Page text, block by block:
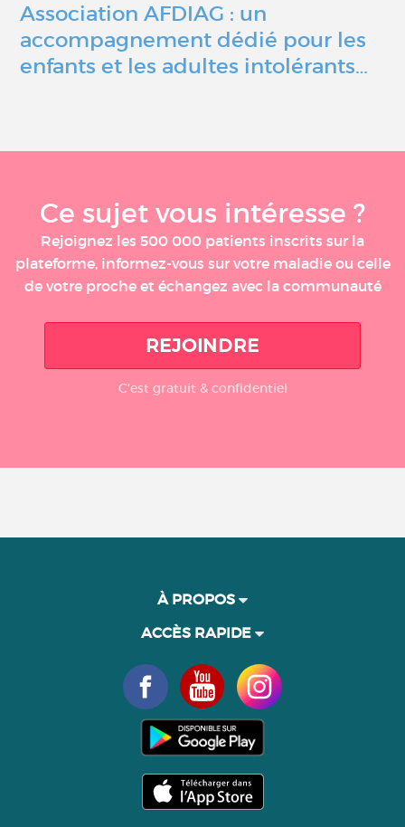
Association AFDIAG : un
accompagnement dédié pour les
enfants et les adultes intolérants…
Ce sujet vous intéresse ?
Rejoignez les 500 000 patients inscrits sur la
plateforme, informez-vous sur votre maladie ou celle
de votre proche et échangez avec la communauté
REJOINDRE
C'est gratuit & confidentiel
À PROPOS
ACCÈS RAPIDE